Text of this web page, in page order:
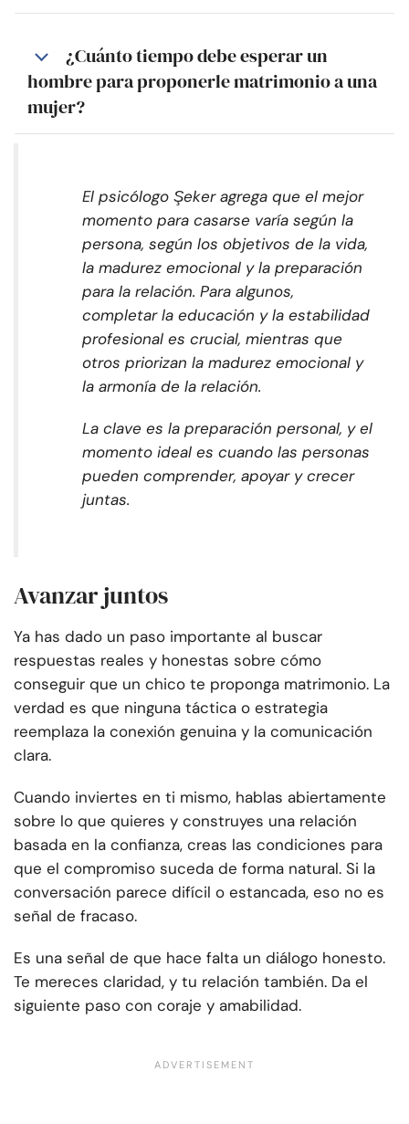
¿Cuánto tiempo debe esperar un
hombre para proponerle matrimonio a una
mujer?
El psicólogo Şeker agrega que el mejor
momento para casarse varía según la
persona, según los objetivos de la vida,
la madurez emocional y la preparación
para la relación. Para algunos,
completar la educación y la estabilidad
profesional es crucial, mientras que
otros priorizan la madurez emocional y
la armonía de la relación.
La clave es la preparación personal, y el
momento ideal es cuando las personas
pueden comprender, apoyar y crecer
juntas.
Avanzar juntos
Ya has dado un paso importante al buscar
respuestas reales y honestas sobre cómo
conseguir que un chico te proponga matrimonio. La
verdad es que ninguna táctica o estrategia
reemplaza la conexión genuina y la comunicación
clara.
Cuando inviertes en ti mismo, hablas abiertamente
sobre lo que quieres y construyes una relación
basada en la confianza, creas las condiciones para
que el compromiso suceda de forma natural. Si la
conversación parece difícil o estancada, eso no es
señal de fracaso.
Es una señal de que hace falta un diálogo honesto.
Te mereces claridad, y tu relación también. Da el
siguiente paso con coraje y amabilidad.